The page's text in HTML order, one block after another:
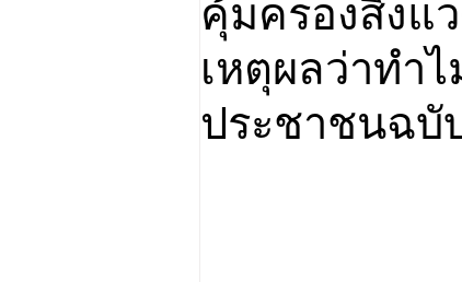
คุ้มครองสิ่งแ
เหตุผลว่าทำ
ประชาชนฉบั